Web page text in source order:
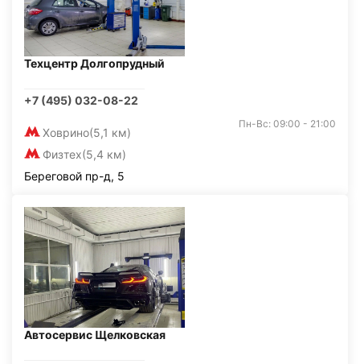
Техцентр Долгопрудный
+7 (495) 032-08-22
Ховрино(5,1 км)
Физтех(5,4 км)
Пн-Вс: 09:00 - 21:00
Береговой пр-д, 5
Автосервис Щелковская